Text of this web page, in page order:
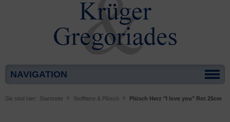
NAVIGATION
Sie sind hier: Startseite Stofftiere & Plüsch Plüsch Herz "I love you" Rot 25cm